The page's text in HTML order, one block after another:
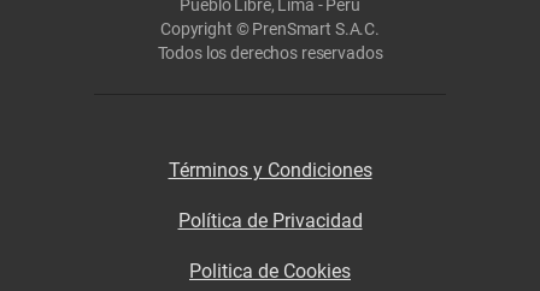
Pueblo Libre, Lima - Perú
Copyright © PrenSmart S.A.C.
Todos los derechos reservados
Términos y Condiciones
Política de Privacidad
Politica de Cookies